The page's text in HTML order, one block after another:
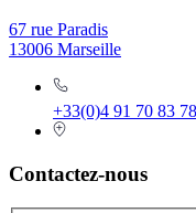
67 rue Paradis
13006 Marseille
+33(0)4 91 70 83 78
Contactez-nous